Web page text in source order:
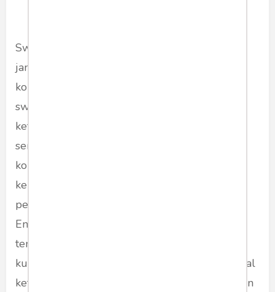
Swasembada pangan bukan sekadar tujuan
jangka pendek untuk memenuhi kebutuhan
konsumsi dalam negeri. Lebih dari itu,
swasembada merupakan pilar utama bagi
ketahanan nasional, menjaga stabilitas harga,
serta memperkuat kedaulatan bangsa. Dalam
konteks pembangunan jangka panjang,
kemandirian pangan akan menjadi fondasi
penting menuju terwujudnya visi Indonesia
Emas 2045. Dengan strategi terpadu yang
tengah dijalankan, pemerintah memberi sinyal
kuat bahwa ketahanan pangan bukan hanya soal
ketersediaan bahan makanan, tetapi juga bagian